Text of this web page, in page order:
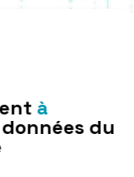
à
du